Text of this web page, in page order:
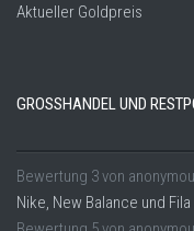
Aktueller Goldpreis
GROSSHANDEL UND
Bewertung 3von
Nike, New Balance und Fila